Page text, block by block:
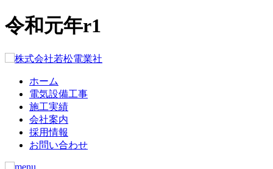
令和元年r1
ホーム
電気設備工事
施工実績
会社案内
採用情報
お問い合わせ